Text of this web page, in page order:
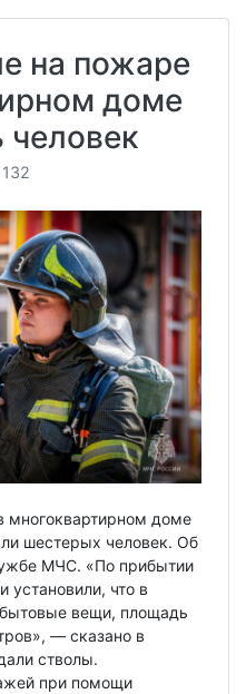
на пожаре
доме
человек
многоквартирном доме
шестерых человек. Об
МЧС. «По прибытии
установили, что в
бытовые вещи, площадь
— сказано в
стволы.
при помощи